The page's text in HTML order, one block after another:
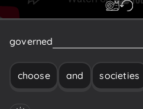
governed
choose and societies